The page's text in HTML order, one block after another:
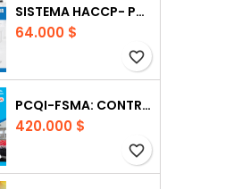
SISTEMA HACCP- PGHA CODEX ALIMENTARIUS 2020 Y 2022
64.000 $
favorite_border
PCQI-FSMA: CONTROLES PREVENTIVOS BASADOS EN EL RIESGO
420.000 $
favorite_border